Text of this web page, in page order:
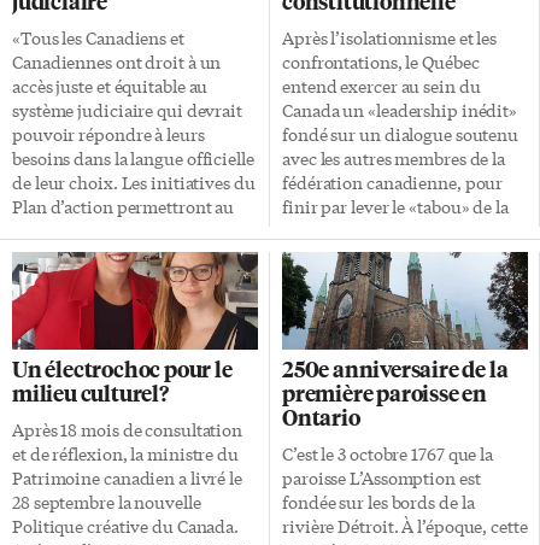
«Tous les Canadiens et
Canadiennes ont droit à un
accès juste et équitable au
système judiciaire qui devrait
pouvoir répondre à leurs
besoins dans la langue officielle
de leur choix. Les initiatives du
Plan d’action permettront au
sur la situation actuelle en
matière d’accès égal aux cours
supérieures dans les deux
langues officielles, et de
prendre des mesures concrètes
pour combler les lacunes
constatées.» C’est ce que la
ministre de la Justice et
procureure générale du
Canada, Jody Wilson-
Raybould, a déclaré le 25
septembre dernier en rendant
Après l’isolationnisme et les
confrontations, le Québec
entend exercer au sein du
Canada un «leadership inédit»
fondé sur un dialogue soutenu
avec les autres membres de la
fédération canadienne, pour
finir par lever le «tabou» de la
ce qu’a indiqué vendredi au
Collège Glendon le ministre
québécois des Relations
canadiennes et de la
Francophonie canadienne,
Jean-Marc Fournier, qui
inaugurait deux jours de
conférences sur «les défis
constitutionnels et de
gouvernance du Canada après
150 ans». Le colloque bilingue
était organisé par l’École
Un électrochoc pour le
milieu culturel?
Après 18 mois de consultation
et de réflexion, la ministre du
Patrimoine canadien a livré le
28 septembre la nouvelle
Politique créative du Canada.
250e anniversaire de la
première paroisse en
Ontario
C’est le 3 octobre 1767 que la
paroisse L’Assomption est
fondée sur les bords de la
rivière Détroit. À l’époque, cette